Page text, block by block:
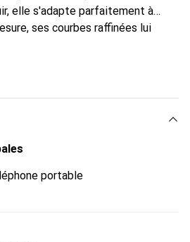
elle s'adapte parfaitement à
ses courbes raffinées lui
et indispensable pour votre
la marque Noreve est un choix
exigeante.
portable